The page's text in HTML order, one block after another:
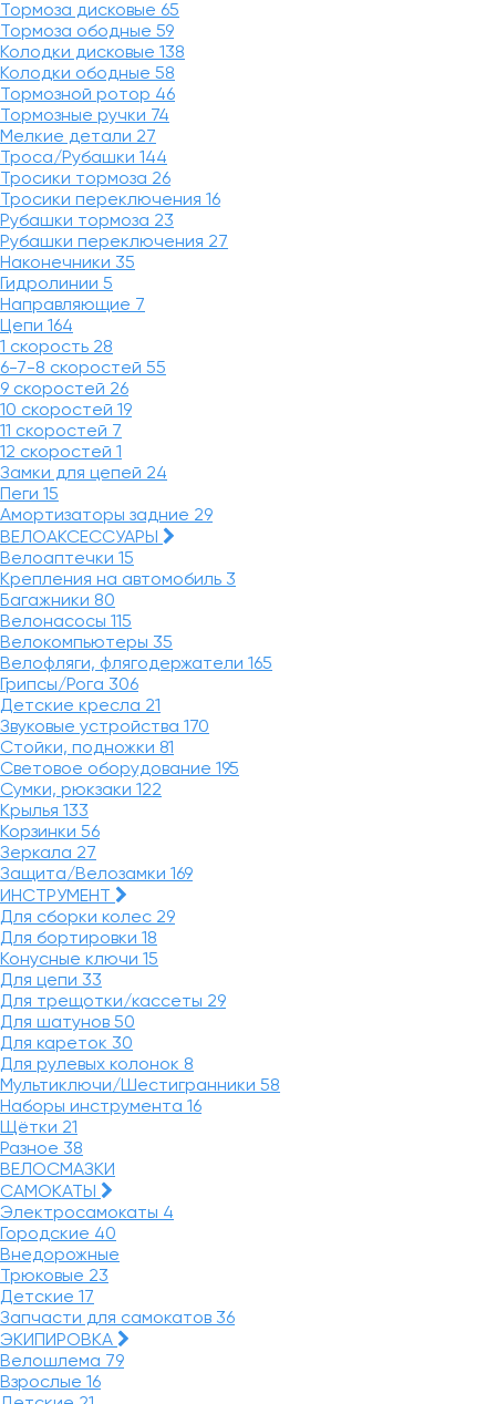
Тормоза дисковые 65
Тормоза ободные 59
Колодки дисковые 138
Колодки ободные 58
Тормозной ротор 46
Тормозные ручки 74
Мелкие детали 27
Троса/Рубашки 144
Тросики тормоза 26
Тросики переключения 16
Рубашки тормоза 23
Рубашки переключения 27
Наконечники 35
Гидролинии 5
Направляющие 7
Цепи 164
1 скорость 28
6-7-8 скоростей 55
9 скоростей 26
10 скоростей 19
11 скоростей 7
12 скоростей 1
Замки для цепей 24
Пеги 15
Амортизаторы задние 29
ВЕЛОАКСЕССУАРЫ
Велоаптечки 15
Крепления на автомобиль 3
Багажники 80
Велонасосы 115
Велокомпьютеры 35
Велофляги, флягодержатели 165
Грипсы/Рога 306
Детские кресла 21
Звуковые устройства 170
Стойки, подножки 81
Световое оборудование 195
Сумки, рюкзаки 122
Крылья 133
Корзинки 56
Зеркала 27
Защита/Велозамки 169
ИНСТРУМЕНТ
Для сборки колес 29
Для бортировки 18
Конусные ключи 15
Для цепи 33
Для трещотки/кассеты 29
Для шатунов 50
Для кареток 30
Для рулевых колонок 8
Мультиключи/Шестигранники 58
Наборы инструмента 16
Щётки 21
Разное 38
ВЕЛОСМАЗКИ
САМОКАТЫ
Электросамокаты 4
Городские 40
Внедорожные
Трюковые 23
Детские 17
Запчасти для самокатов 36
ЭКИПИРОВКА
Велошлема 79
Взрослые 16